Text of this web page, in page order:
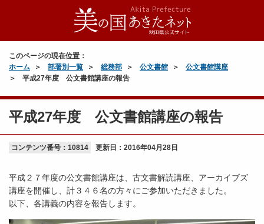
このページの現在位置：
ホーム
部署別一覧 総務部 公文書館
公文書館講座
平成27年度 公文書館講座の報告
平成27年度 公文書館講座の報告
コンテンツ番号：10814 更新日： 2016年04月28日
平成２７年度の公文書館講座は、古文書解読講座、アーカイブズ
講座を開催し、計３４６名の方々にご参加いただきました。
以下、各講義の内容を報告します。